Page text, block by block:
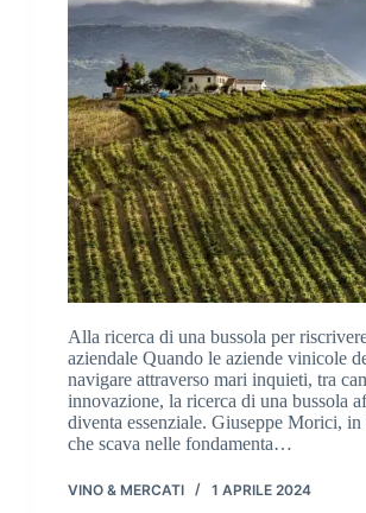
Alla ricerca di una bussola per
aziendale Quando le aziende vinicole
navigare attraverso mari inquieti, tra
innovazione, la ricerca di una bussola
diventa essenziale. Giuseppe Morici, in
che scava nelle fondamenta…
VINO & MERCATI 1 APRILE 2024